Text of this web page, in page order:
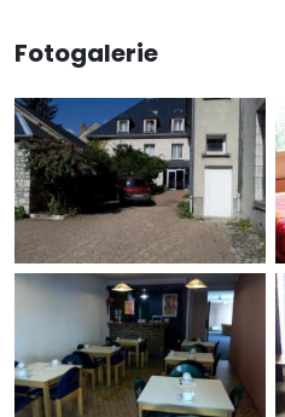
Fotogalerie